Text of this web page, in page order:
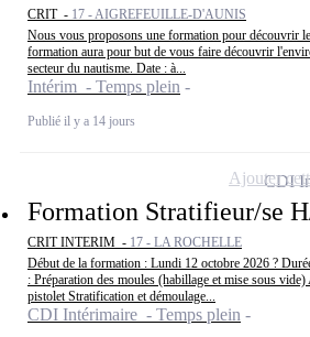
CRIT - 17 - AIGREFEUILLE-D'AUNIS
Nous vous proposons une formation pour découvrir
formation aura pour but de vous faire découvrir
secteur du nautisme. Date : à...
Intérim - Temps plein
Publié il y a 14 jours
Formation Stratifieur/se
CRIT INTERIM - 17 - LA ROCHELLE
Début de la formation : Lundi 12 octobre 2026 ?
: Préparation des moules (habillage et mise sous
pistolet Stratification et démoulage...
CDI Intérimaire - Temps plein
CDI
Ajouter